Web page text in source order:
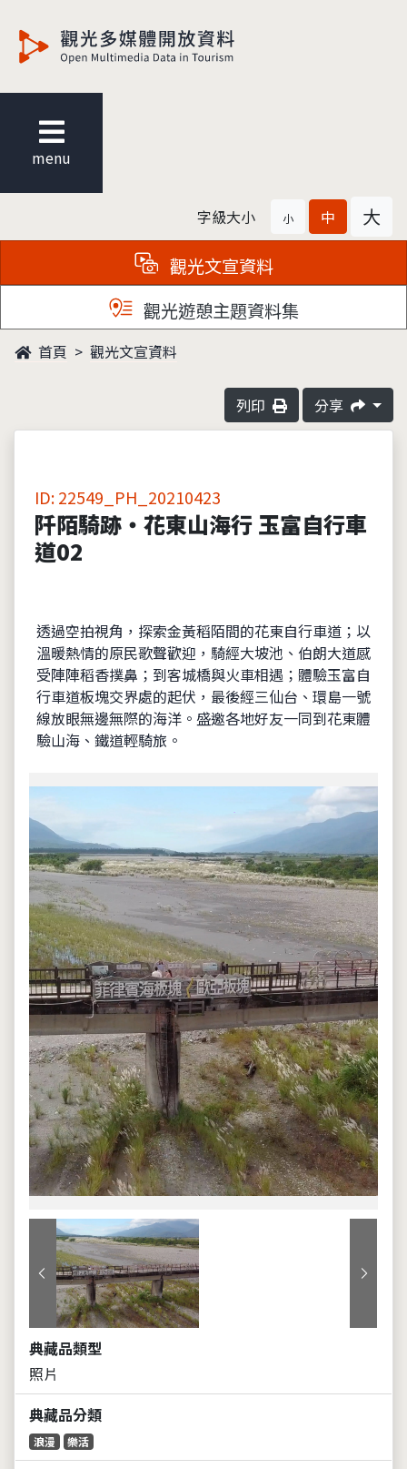
menu
字級大小 小 中 大
觀光文宣資料
觀光遊憩主題資料集
首頁 觀光文宣資料
列印 分享
ID: 22549_PH_20210423
阡陌騎跡‧花東山海行 玉富自行車
道02
透過空拍視角，探索金黃稻陌間的花東自行車道；以
溫暖熱情的原民歌聲歡迎，騎經大坡池、伯朗大道感
受陣陣稻香撲鼻；到客城橋與火車相遇；體驗玉富自
行車道板塊交界處的起伏，最後經三仙台、環島一號
線放眼無邊無際的海洋。盛邀各地好友一同到花東體
驗山海、鐵道輕騎旅。
上一張 下一張
典藏品類型
照片
典藏品分類
浪漫 樂活